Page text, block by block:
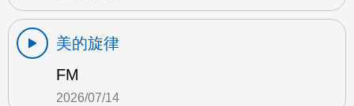
美的旋律
FM
2026/07/14